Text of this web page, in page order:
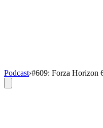
Podcast›#609: Forza Horizon